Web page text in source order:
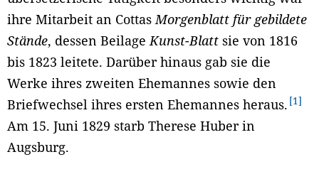
ihre Mitarbeit an Cottas Morgenblatt für gebildete
Stände, dessen Beilage Kunst-Blatt sie von 1816
bis 1823 leitete. Darüber hinaus gab sie die
Werke ihres zweiten Ehemannes sowie den
Briefwechsel ihres ersten Ehemannes heraus. 1
Am 15. Juni 1829 starb Therese Huber in
Augsburg.